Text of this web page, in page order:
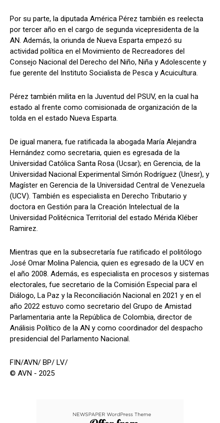
Por su parte, la diputada América Pérez también es reelecta
por tercer año en el cargo de segunda vicepresidenta de la
AN. Además, la oriunda de Nueva Esparta empezó su
actividad política en el Movimiento de Recreadores del
Consejo Nacional del Derecho del Niño, Niña y Adolescente y
fue gerente del Instituto Socialista de Pesca y Acuicultura.
Pérez también milita en la Juventud del PSUV, en la cual ha
estado al frente como comisionada de organización de la
tolda en el estado Nueva Esparta.
De igual manera, fue ratificada la abogada María Alejandra
Hernández como secretaria, quien es egresada de la
Universidad Católica Santa Rosa (Ucsar); en Gerencia, de la
Universidad Nacional Experimental Simón Rodríguez (Unesr), y
Magíster en Gerencia de la Universidad Central de Venezuela
(UCV). También es especialista en Derecho Tributario y
doctora en Gestión para la Creación Intelectual de la
Universidad Politécnica Territorial del estado Mérida Kléber
Ramirez.
Mientras que en la subsecretaría fue ratificado el politólogo
José Omar Molina Palencia, quien es egresado de la UCV en
el año 2008. Además, es especialista en procesos y sistemas
electorales, fue secretario de la Comisión Especial para el
Diálogo, La Paz y la Reconciliación Nacional en 2021 y en el
año 2022 estuvo como secretario del Grupo de Amistad
Parlamentaria ante la República de Colombia, director de
Análisis Político de la AN y como coordinador del despacho
presidencial del Parlamento Nacional.
FIN/AVN/ BP/ LV/
© AVN - 2025